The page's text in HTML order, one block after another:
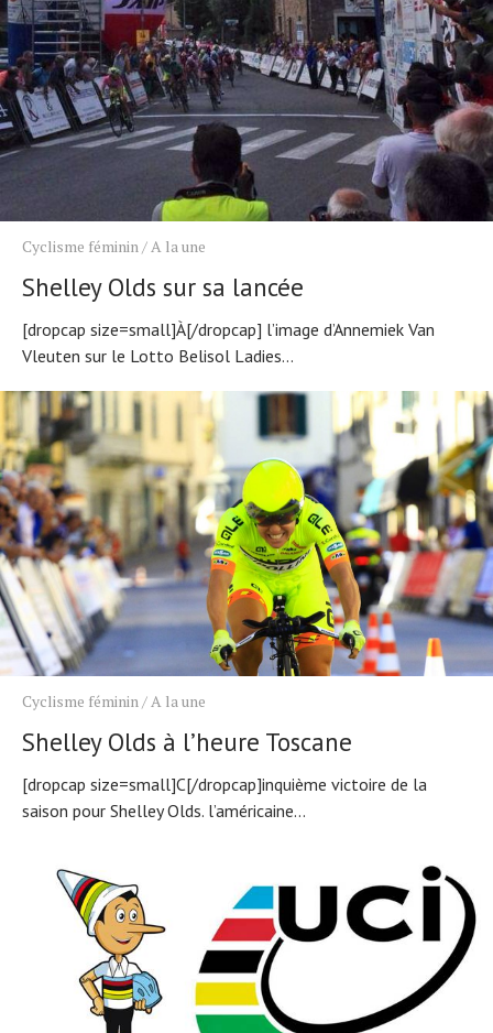
Cyclisme féminin / A la une
Shelley Olds sur sa lancée
[dropcap size=small]À[/dropcap] l’image d’Annemiek Van
Vleuten sur le Lotto Belisol Ladies...
Cyclisme féminin/A la une
Shelley Olds à l’heure Toscane
[dropcap size=small]C[/dropcap]inquième victoire de la
saison pour Shelley Olds. l’américaine...
Actualités
Technologies
Tests de produits
Tendances
Tous nos articles
À propos